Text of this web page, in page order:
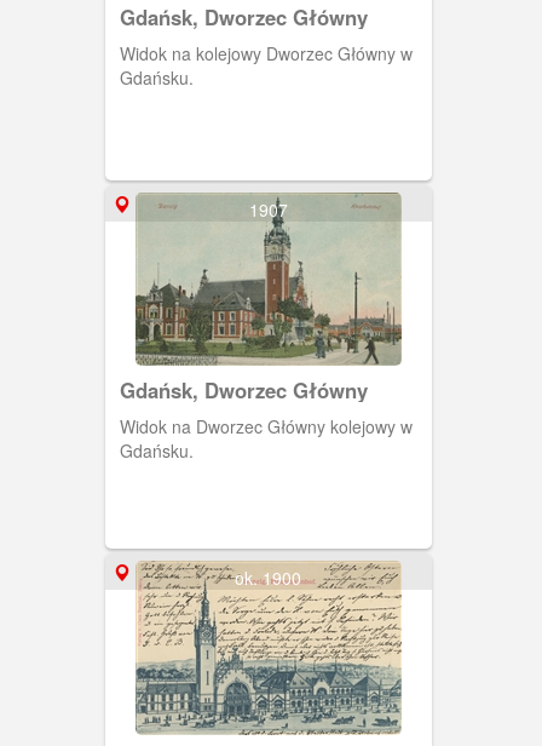
Gdańsk, Dworzec Główny
Widok na kolejowy Dworzec Główny w
Gdańsku.
1907
Gdańsk, Dworzec Główny
Widok na Dworzec Główny kolejowy w
Gdańsku.
ok. 1900